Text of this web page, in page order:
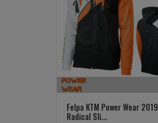
Felpa KTM Power Wear 2019
Radical Sli...